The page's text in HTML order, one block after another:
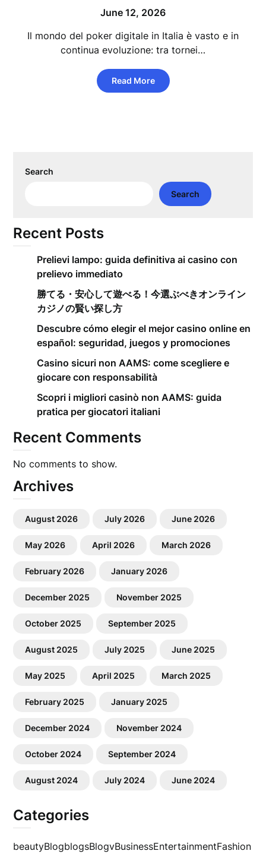
June 12, 2026
Il mondo del poker digitale in Italia è vasto e in
continua evoluzione: tra tornei…
Read More
Search
Search
Recent Posts
Prelievi lampo: guida definitiva ai casino con
prelievo immediato
勝てる・安心して遊べる！今選ぶべきオンライン
カジノの賢い探し方
Descubre cómo elegir el mejor casino online en
español: seguridad, juegos y promociones
Casino sicuri non AAMS: come scegliere e
giocare con responsabilità
Scopri i migliori casinò non AAMS: guida
pratica per giocatori italiani
Recent Comments
No comments to show.
Archives
August 2026 July 2026 June 2026
May 2026 April 2026 March 2026
February 2026 January 2026
December 2025 November 2025
October 2025 September 2025
August 2025 July 2025 June 2025
May 2025 April 2025 March 2025
February 2025 January 2025
December 2024 November 2024
October 2024 September 2024
August 2024 July 2024 June 2024
Categories
beautyBlogblogsBlogvBusinessEntertainmentFashion